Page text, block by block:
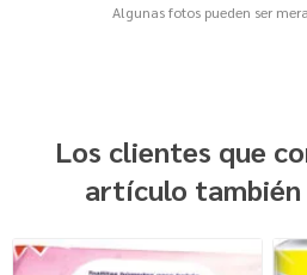
Algunas fotos pueden ser
Los clientes que
artículo